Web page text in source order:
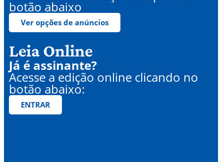
botão abaixo
Ver opções de anúncios
Leia Online
Já é assinante?
Acesse a edição online clicando no
botão abaixo:
ENTRAR